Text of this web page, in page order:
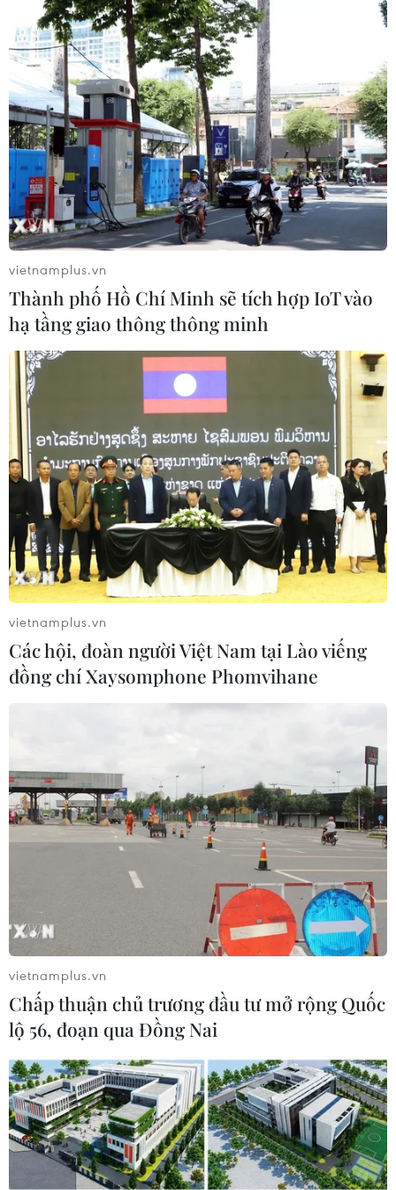
tóc giả nối với dây kim loại tạo thành mái tóc trang sức vô cùng
sáng tạo. (Ảnh: Tuấn Đào)
Với kỹ thuật điêu luyện cùng Flamboyace, anh đã tạo nên
những màng màu 3D chuyển động nhẹ nhàng giữa đậm và
nhạt trên cùng sợi tóc. (Ảnh: Tuấn Đào)
vô cùng đặc biệt như vàng cam pha chút nâu và đỏ cam. (Ảnh:
Tuấn Đào)
Với kỹ thuật điêu luyện và con mắt nghệ sỹ, anh đã thực sự làm
mãn nhãn tất cả khán giả. (Ảnh: Tuấn Đào)
(Vietnam+)
vietnamplus.vn
Thành phố Hồ Chí Minh sẽ tích hợp IoT vào
hạ tầng giao thông thông minh
vietnamplus.vn
Các hội, đoàn người Việt Nam tại Lào viếng
đồng chí Xaysomphone Phomvihane
vietnamplus.vn
Chấp thuận chủ trương đầu tư mở rộng Quốc
lộ 56, đoạn qua Đồng Nai